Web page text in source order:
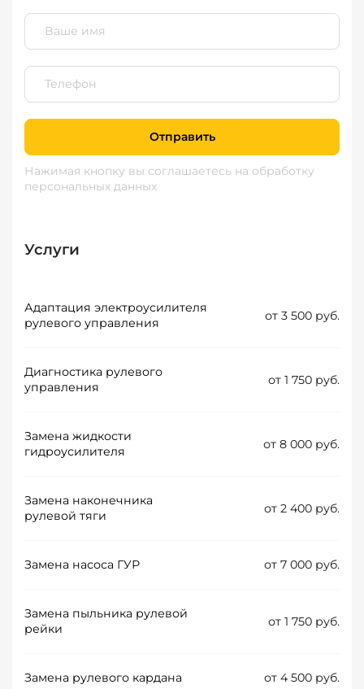
Отправить
Нажимая кнопку вы соглашаетесь на обработку
персональных данных
Услуги
Адаптация электроусилителя
рулевого управления
от 3 500 руб.
Диагностика рулевого
управления
от 1 750 руб.
Замена жидкости
гидроусилителя
от 8 000 руб.
Замена наконечника
рулевой тяги
от 2 400 руб.
Замена насоса ГУР от 7 000 руб.
Замена пыльника рулевой
рейки
от 1 750 руб.
Замена рулевого кардана от 4 500 руб.